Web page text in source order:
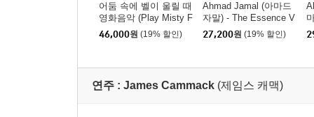
어둠 속에 벨이 울릴 때
영화음악 (Play Misty F
or Me: Music From Th
e Films Of Clint Eastw
46,000원 (19% 할인)
Ahmad Jamal (아마드
자말) - The Essence V
ol.1
27,200원 (19% 할인)
연주 : James Cammack (제임스 캐맥)